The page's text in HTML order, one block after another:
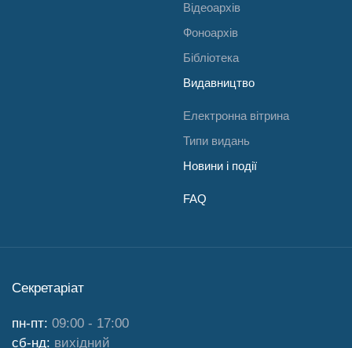
Відеоархів
Фоноархів
Бібліотека
Видавництво
Електронна вітрина
Типи видань
Новини і події
FAQ
Секретаріат
пн-пт: 09:00 - 17:00
сб-нд: вихідний